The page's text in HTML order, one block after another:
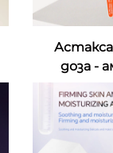
доза -